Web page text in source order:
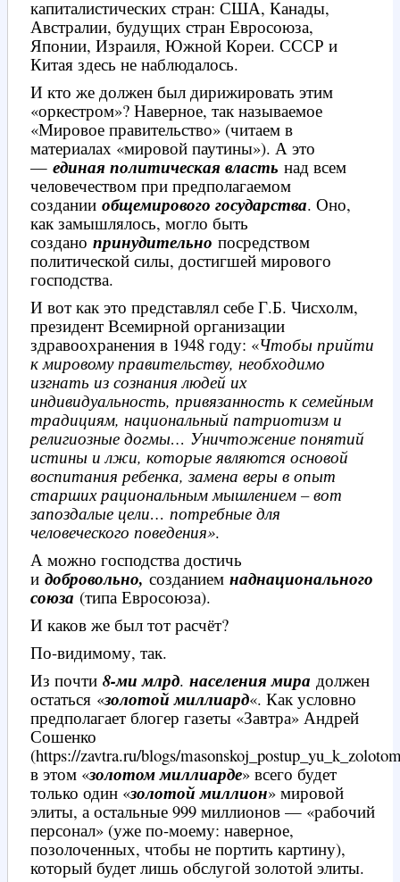
капиталистических стран: США, Канады,
Австралии, будущих стран Евросоюза,
Японии, Израиля, Южной Кореи. СССР и
Китая здесь не наблюдалось.
И кто же должен был дирижировать этим
«оркестром»? Наверное, так называемое
«Мировое правительство» (читаем в
материалах «мировой паутины»). А это
— единая политическая власть над всем
человечеством при предполагаемом
создании общемирового государства. Оно,
как замышлялось, могло быть
создано принудительно посредством
политической силы, достигшей мирового
господства.
И вот как это представлял себе Г.Б. Чисхолм,
президент Всемирной организации
здравоохранения в 1948 году: «Чтобы прийти
к мировому правительству, необходимо
изгнать из сознания людей их
индивидуальность, привязанность к семейным
традициям, национальный патриотизм и
религиозные догмы… Уничтожение понятий
истины и лжи, которые являются основой
воспитания ребенка, замена веры в опыт
старших рациональным мышлением – вот
запоздалые цели… потребные для
человеческого поведения».
А можно господства достичь
и добровольно, созданием наднационального
союза (типа Евросоюза).
И каков же был тот расчёт?
По-видимому, так.
Из почти 8-ми млрд. населения мира должен
остаться «золотой миллиард«. Как условно
предполагает блогер газеты «Завтра» Андрей
Сошенко
(https://zavtra.ru/blogs/
в этом «золотом миллиарде» всего будет
только один «золотой миллион» мировой
элиты, а остальные 999 миллионов — «рабочий
персонал» (уже по-моему: наверное,
позолоченных, чтобы не портить картину),
который будет лишь обслугой золотой элиты.